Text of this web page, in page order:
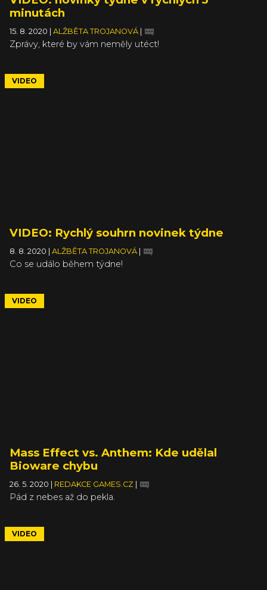
minutách
15. 8. 2020 ALŽBĚTA TROJANOVÁ
Zprávy, které by vám neměly utéct!
VIDEO
VIDEO: Rychlý souhrn novinek týdne
8. 8. 2020 ALŽBĚTA TROJANOVÁ
Co se událo během týdne!
VIDEO
Mass Effect vs. Anthem: Kde udělal
Bioware chybu
26. 5. 2020 REDAKCE GAMES.CZ
Pád z nebes až do pekla.
VIDEO